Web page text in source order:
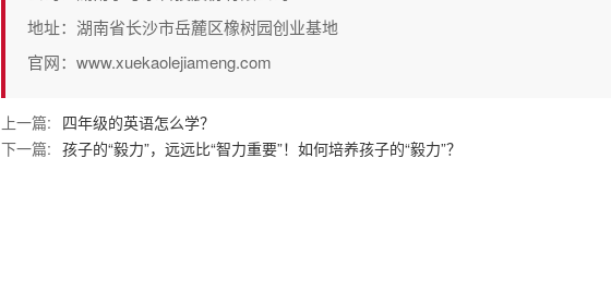
地址：湖南省长沙市岳麓区橡树园创业基地
官网：www.xuekaolejiameng.com
上一篇: 四年级的英语怎么学？
下一篇: 孩子的“毅力”，远远比“智力重要”！如何培养孩子的“毅力”？